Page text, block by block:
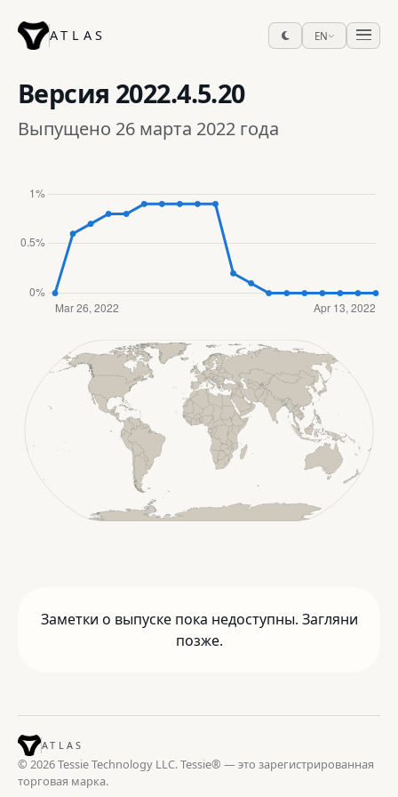
ATLAS EN
Версия 2022.4.5.20
Выпущено 26 марта 2022 года
Заметки о выпуске пока недоступны. Загляни
позже.
ATLAS
© 2026 Tessie Technology LLC. Tessie® — это зарегистрированная
торговая марка.